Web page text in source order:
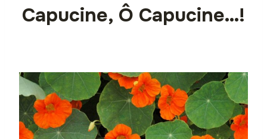
Capucine, Ô Capucine…!